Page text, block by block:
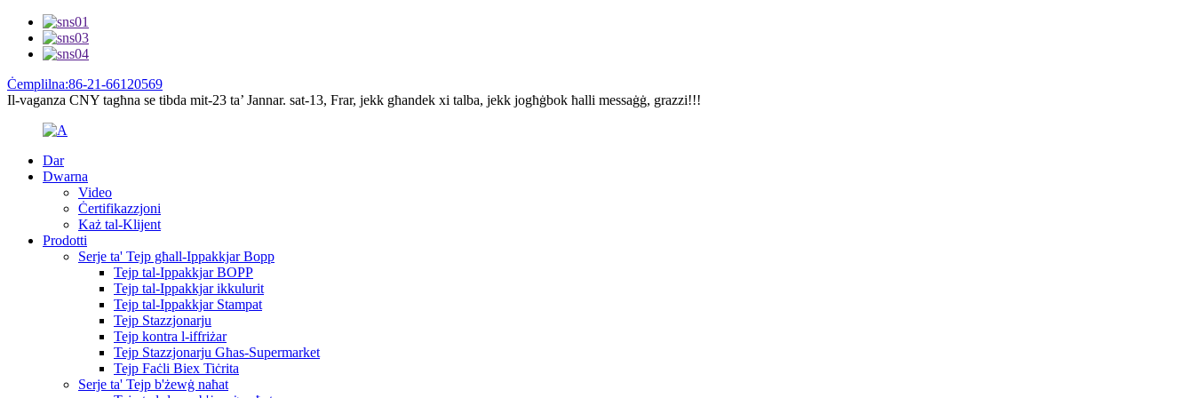
Ċemplilna:86-21-66120569
Il-vaganza CNY tagħna se tibda mit-23 ta’ Jannar. sat-13, Frar, jekk għandek xi talba, jekk jogħġbok ħalli messaġġ, grazzi!!!
Dar
Dwarna
Video
Ċertifikazzjoni
Każ tal-Klijent
Prodotti
Serje ta' Tejp għall-Ippakkjar Bopp
Tejp tal-Ippakkjar BOPP
Tejp tal-Ippakkjar ikkulurit
Tejp tal-Ippakkjar Stampat
Tejp Stazzjonarju
Tejp kontra l-iffriżar
Tejp Stazzjonarju Għas-Supermarket
Tejp Faċli Biex Tiċrita
Serje ta' Tejp b'żewġ naħat